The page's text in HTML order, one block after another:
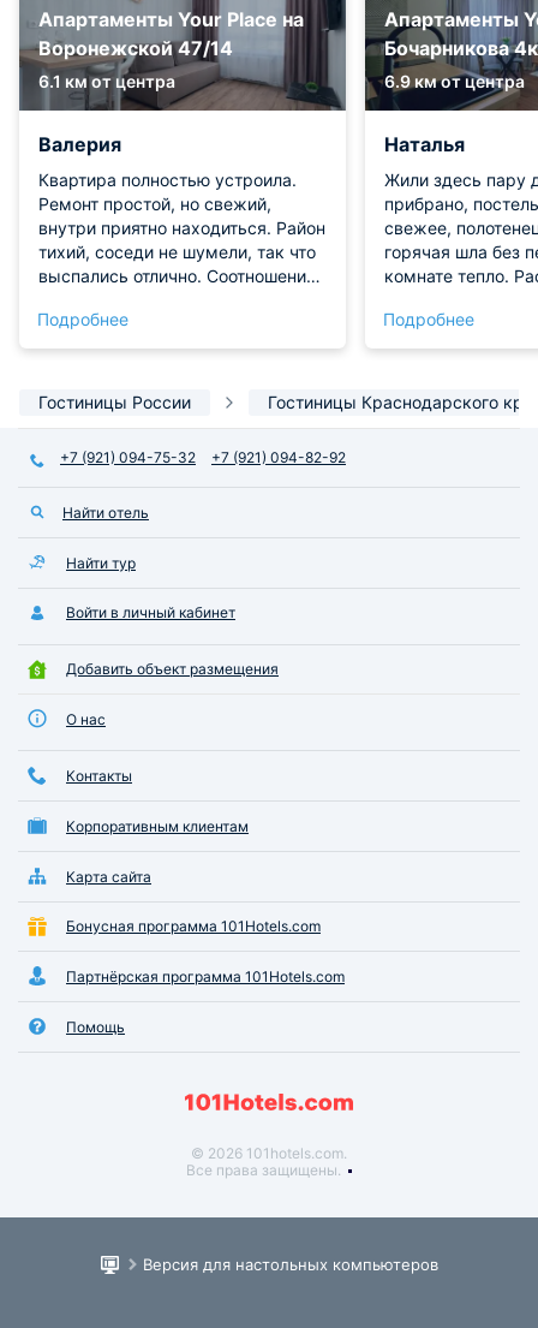
Апартаменты Your Place на
Воронежской 47/14
6.1 км от центра
Валерия
Квартира полностью устроила.
Ремонт простой, но свежий,
внутри приятно находиться. Район
тихий, соседи не шумели, так что
выспались отлично. Соотношение
понадобится, остановимся здесь
еще раз.
Подробнее
Апартаменты
Бочарникова
6.9 км от центра
Наталья
Жили здесь пару
прибрано,
свежее,
горячая шла без
комнате тепло.
остановки три
Спасибо за прием!
Подробнее
Гостиницы России Гостиницы Краснодарского
+7 (921) 094-75-32 +7 (921) 094-82-92
Найти отель
Найти тур
Войти в личный кабинет
Добавить объект размещения
О нас
Контакты
Корпоративным клиентам
Карта сайта
Бонусная программа 101Hotels.com
Партнёрская программа 101Hotels.com
Помощь
© 2026 101hotels.com.
Все права защищены.
Версия для настольных компьютеров